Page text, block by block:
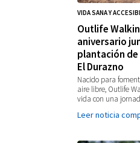
VIDA SANA Y
Outlife
aniversario
plantación de
El Durazno
Nacido para
aire libre, Outlife
vida con una
Leer noticia